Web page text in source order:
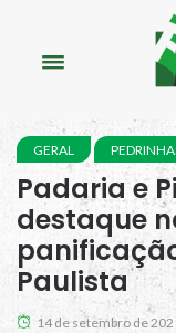
GERAL
Padaria e
destaque
Paulista
14 de setembro de